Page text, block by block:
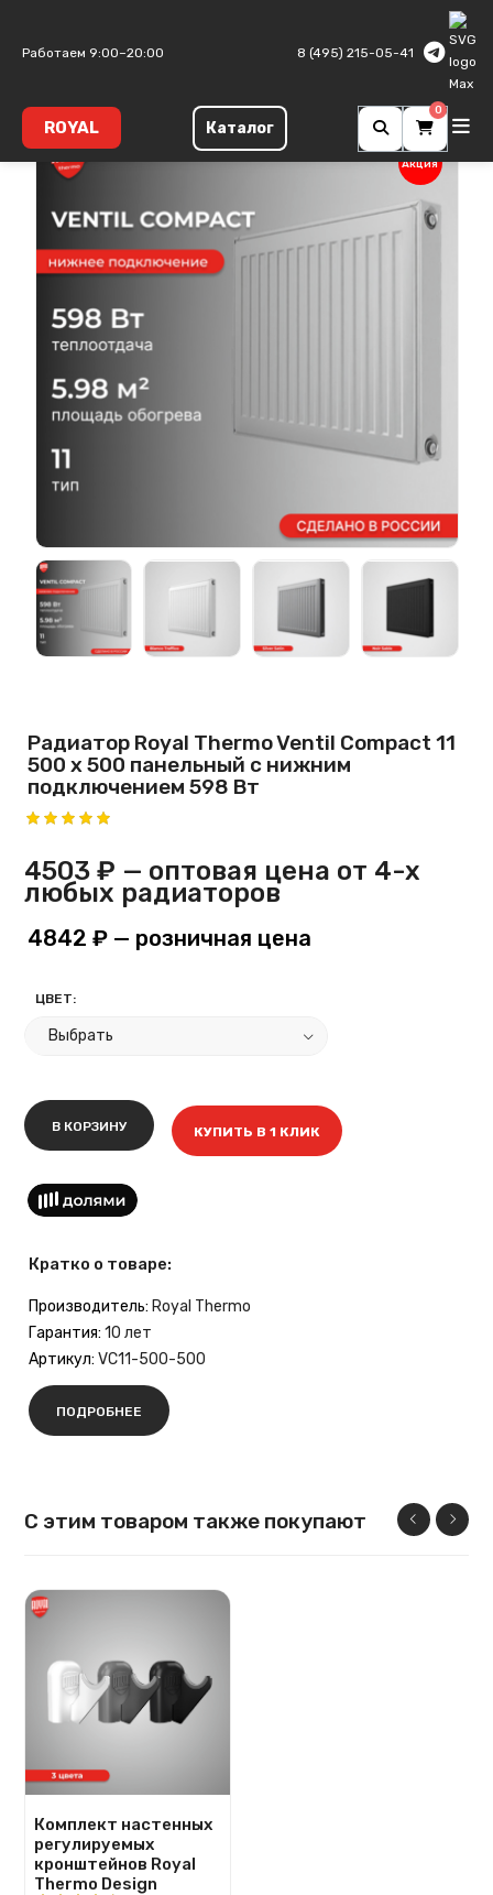
Работаем 9:00–20:00 8 (495) 215-05-41
ROYAL Каталог
0
Тип 11
Акция
Радиатор Royal Thermo Ventil Compact 11
500 х 500 панельный с нижним
подключением 598 Вт
4503 ₽ — оптовая цена от 4-х
любых радиаторов
4842 ₽ — розничная цена
ЦВЕТ:
В КОРЗИНУ КУПИТЬ В 1 КЛИК
Кратко о товаре:
Производитель: Royal Thermo
Гарантия: 10 лет
Артикул: VC11-500-500
ПОДРОБНЕЕ
С этим товаром также покупают
Комплект настенных
регулируемых
кронштейнов Royal
Thermo Design